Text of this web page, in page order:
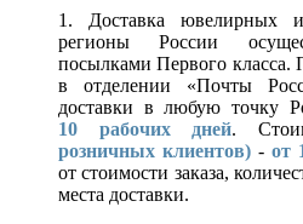
1. Доставка ювелирных
регионы России
посылками Первого класса.
в отделении «Почты
доставки в любую точку
10 рабочих дней.
розничных клиентов)- от
от стоимости заказа,
места доставки.